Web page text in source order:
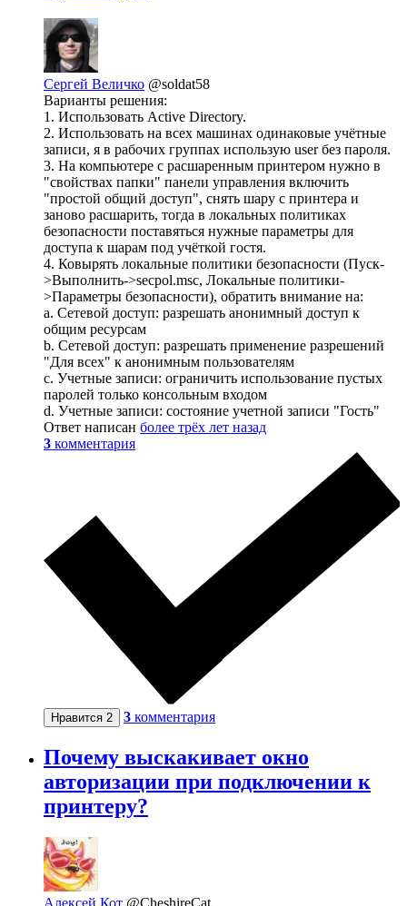
Сергей Величко @soldat58
Варианты решения:
1. Использовать Active Directory.
2. Использовать на всех машинах одинаковые учётные
записи, я в рабочих группах использую user без пароля.
3. На компьютере с расшаренным принтером нужно в
"свойствах папки" панели управления включить
"простой общий доступ", снять шару с принтера и
заново расшарить, тогда в локальных политиках
безопасности поставяться нужные параметры для
доступа к шарам под учёткой гостя.
4. Ковырять локальные политики безопасности (Пуск-
>Выполнить->secpol.msc, Локальные политики-
>Параметры безопасности), обратить внимание на:
a. Сетевой доступ: разрешать анонимный доступ к
общим ресурсам
b. Сетевой доступ: разрешать применение разрешений
"Для всех" к анонимным пользователям
c. Учетные записи: ограничить использование пустых
паролей только консольным входом
d. Учетные записи: состояние учетной записи "Гость"
Ответ написан более трёх лет назад
3 комментария
Нравится 2 3 комментария
Почему выскакивает окно
авторизации при подключении к
принтеру?